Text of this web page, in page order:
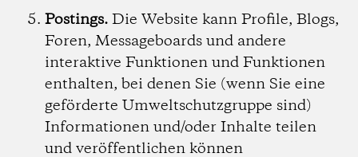
Postings.Die Website kann Profile, Blogs,
Foren, Messageboards und andere
interaktive Funktionen und Funktionen
enthalten, bei denen Sie (wenn Sie eine
geförderte Umweltschutzgruppe sind)
Informationen und/oder Inhalte teilen
und veröffentlichen können